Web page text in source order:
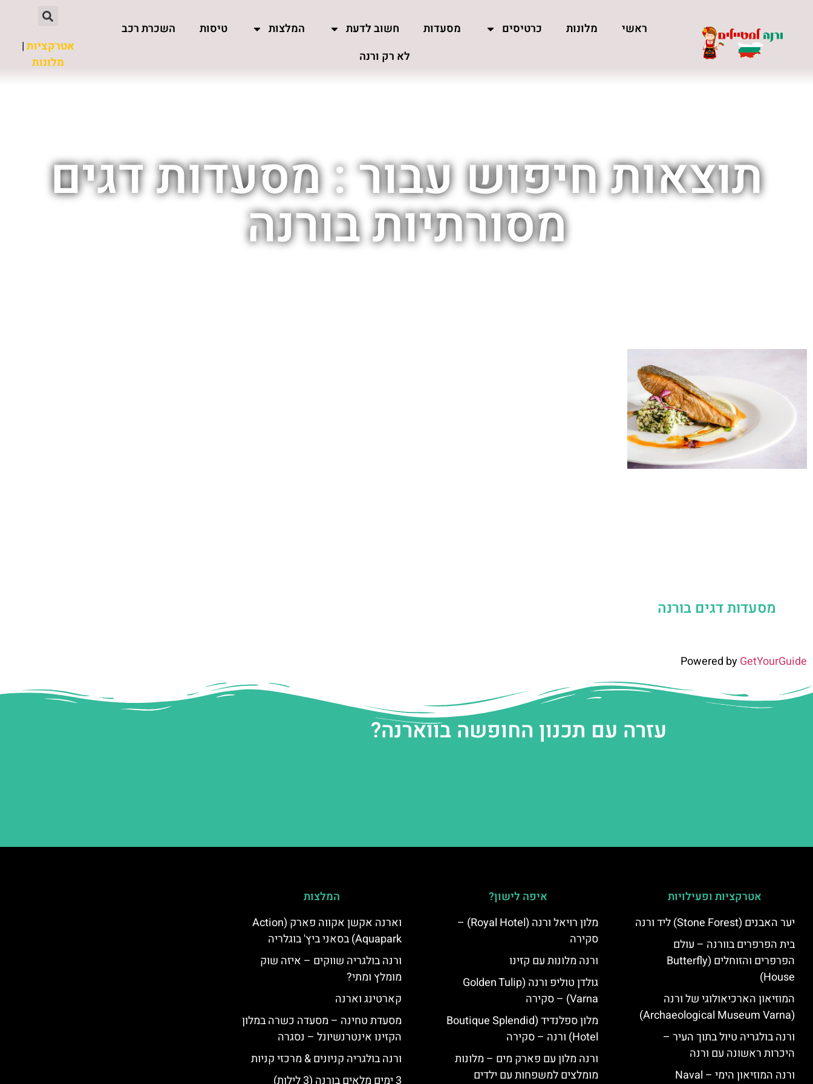
ראשי מלונות כרטיסים מסעדות חשוב לדעת המלצות טיסות
השכרת רכב
לא רק ורנה
אטרקציות|
מלונות
תוצאות חיפוש עבור : מסעדות דגים
מסורתיות בורנה
מסעדות דגים בורנה
Powered byGetYourGuide
עזרה עם תכנון החופשה בווארנה?
אטרקציות ופעילויות
יער האבנים (Stone Forest) ליד ורנה
בית הפרפרים בוורנה – עולם
הפרפרים והזוחלים (Butterfly
House)
המוזיאון הארכיאולוגי של ורנה
(Archaeological Museum Varna)
ורנה בולגריה טיול בתוך העיר –
היכרות ראשונה עם ורנה
ורנה המוזיאון הימי – Naval
איפה לישון?
מלון רויאל ורנה (Royal Hotel) –
סקירה
ורנה מלונות עם קזינו
גולדן טוליפ ורנה (Golden Tulip
Varna) – סקירה
מלון ספלנדיד (Boutique Splendid
Hotel) ורנה – סקירה
ורנה מלון עם פארק מים – מלונות
מומלצים למשפחות עם ילדים
המלצות
וארנה אקשן אקווה פארק (Action
Aquapark) בסאני ביץ' בוגלריה
ורנה בולגריה שווקים – איזה שוק
מומלץ ומתי?
קארטינג וארנה
מסעדת טחינה – מסעדה כשרה במלון
הקזינו אינטרנשיונל – נסגרה
ורנה בולגריה קניונים & מרכזי קניות
3 ימים מלאים בורנה (3 לילות)